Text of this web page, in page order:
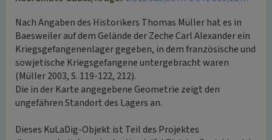
Nach Angaben des Historikers Thomas Müller hat es in
Baesweiler auf dem Gelände der Zeche Carl Alexander ein
Kriegsgefangenenlager gegeben, in dem französische und
sowjetische Kriegsgefangene untergebracht waren
(Müller 2003, S. 119-122, 212).
Die in der Karte angegebene Geometrie zeigt den
ungefähren Standort des Lagers an.
Dieses KuLaDig-Objekt ist Teil des Projektes